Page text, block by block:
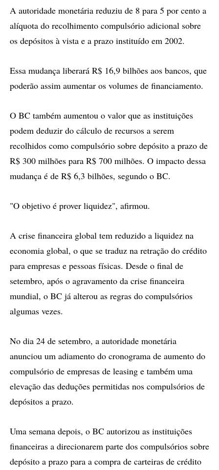
A autoridade monetária reduziu de 8 para 5 por cento a
alíquota do recolhimento compulsório adicional sobre
os depósitos à vista e a prazo instituído em 2002.
Essa mudança liberará R$ 16,9 bilhões aos bancos, que
poderão assim aumentar os volumes de financiamento.
O BC também aumentou o valor que as instituições
podem deduzir do cálculo de recursos a serem
recolhidos como compulsório sobre depósito a prazo de
R$ 300 milhões para R$ 700 milhões. O impacto dessa
mudança é de R$ 6,3 bilhões, segundo o BC.
"O objetivo é prover liquidez", afirmou.
A crise financeira global tem reduzido a liquidez na
economia global, o que se traduz na retração do crédito
para empresas e pessoas físicas. Desde o final de
setembro, após o agravamento da crise financeira
mundial, o BC já alterou as regras do compulsórios
algumas vezes.
No dia 24 de setembro, a autoridade monetária
anunciou um adiamento do cronograma de aumento do
compulsório de empresas de leasing e também uma
elevação das deduções permitidas nos compulsórios de
depósitos a prazo.
Uma semana depois, o BC autorizou as instituições
financeiras a direcionarem parte dos compulsórios sobre
depósito a prazo para a compra de carteiras de crédito